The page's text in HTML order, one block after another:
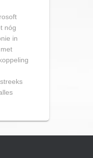
nóg
in